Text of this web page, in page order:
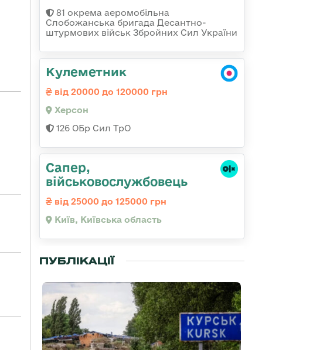
81 окрема аеромобільна
Слобожанська бригада Десантно-
штурмових військ Збройних Сил України
Кулеметник
від 20000 до 120000 грн
Херсон
126 ОБр Сил ТрО
Сапер,
військовослужбовець
від 25000 до 125000 грн
Київ, Київська область
ПУБЛІКАЦІЇ